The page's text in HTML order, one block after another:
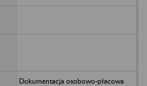
Dokumentacja osobowo-płacowa